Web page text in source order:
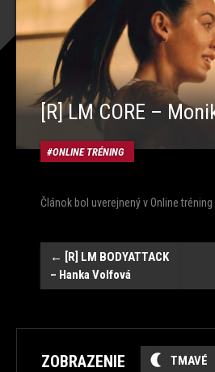
[R] LM CORE –
ONLINE TRÉNING
Článok bol uverejnený vOnline tréning
Post
navigation
← [R] LM BODYATTACK
– Hanka Volfová
ZOBRAZENIE TMAVÉ